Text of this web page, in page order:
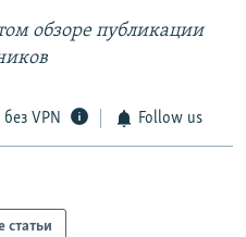
обзоре публикации
VPN Follow us
статьи